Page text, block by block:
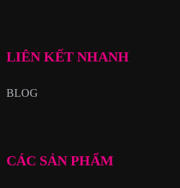
LIÊN KẾT NHANH
BLOG
CÁC SẢN PHẨM